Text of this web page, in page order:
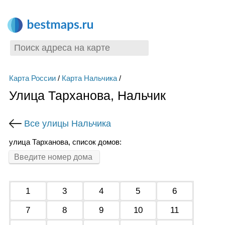
Карта России/ Карта Нальчика/
Улица Тарханова, Нальчик
Все улицы Нальчика
улица Тарханова, список домов:
1 3 4 5
6
7
8 9 10
11